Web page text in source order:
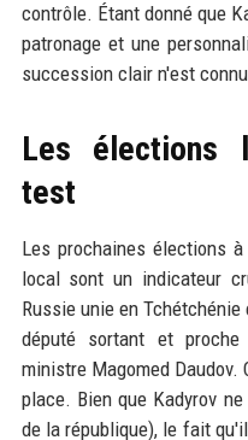
contrôle. Étant donné que
patronage et une
succession clair n'est
Les élections
test
Les prochaines élections
local sont un indicateur
Russie unie en
député sortant et
ministre Magomed Daudov.
place. Bien que Kadyrov
de la république), le fait